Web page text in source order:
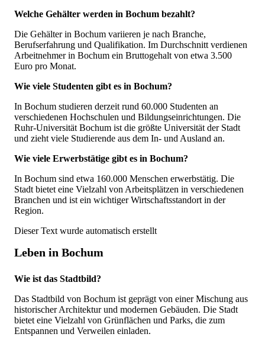
Welche Gehälter werden in Bochum bezahlt?
Die Gehälter in Bochum variieren je nach Branche,
Berufserfahrung und Qualifikation. Im Durchschnitt verdienen
Arbeitnehmer in Bochum ein Bruttogehalt von etwa 3.500
Euro pro Monat.
Wie viele Studenten gibt es in Bochum?
In Bochum studieren derzeit rund 60.000 Studenten an
verschiedenen Hochschulen und Bildungseinrichtungen. Die
Ruhr-Universität Bochum ist die größte Universität der Stadt
und zieht viele Studierende aus dem In- und Ausland an.
Wie viele Erwerbstätige gibt es in Bochum?
In Bochum sind etwa 160.000 Menschen erwerbstätig. Die
Stadt bietet eine Vielzahl von Arbeitsplätzen in verschiedenen
Branchen und ist ein wichtiger Wirtschaftsstandort in der
Region.
Dieser Text wurde automatisch erstellt
Leben in Bochum
Wie ist das Stadtbild?
Das Stadtbild von Bochum ist geprägt von einer Mischung aus
historischer Architektur und modernen Gebäuden. Die Stadt
bietet eine Vielzahl von Grünflächen und Parks, die zum
Entspannen und Verweilen einladen.